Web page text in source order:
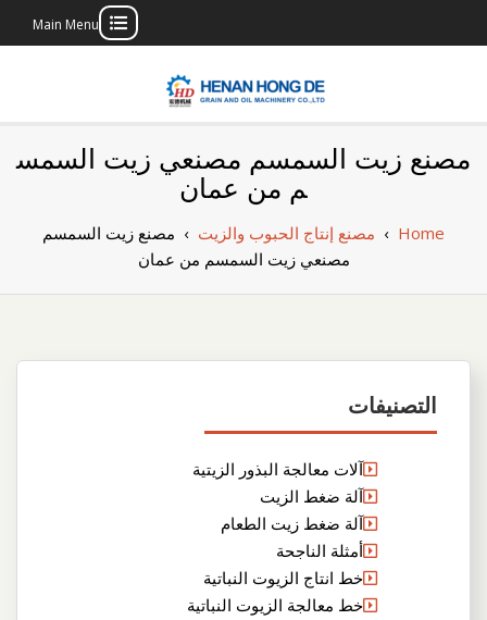
Main Menu
بناء مصنع إنتاج
الزيوت النباتية
الخاص بك
مصنع زيت السمسم مصنعي زيت السمس
م من عمان
Home
› مصنع إنتاج الحبوب والزيت › مصنع زيت السمسم
مصنعي زيت السمسم من عمان
التصنيفات
آلات معالجة البذور الزيتية
آلة ضغط الزيت
آلة ضغط زيت الطعام
أمثلة الناجحة
خط انتاج الزيوت النباتية
خط معالجة الزيوت النباتية